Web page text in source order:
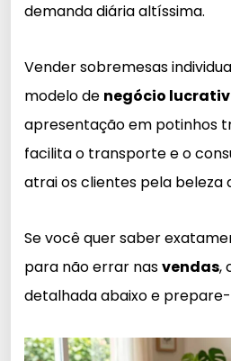
demanda diária altíssima.
Vender sobremesas
modelo de negócio
apresentação em potinhos
facilita o transporte e o
atrai os clientes pela beleza
Se você quer saber
para não errar nasvendas,
detalhada abaixo e